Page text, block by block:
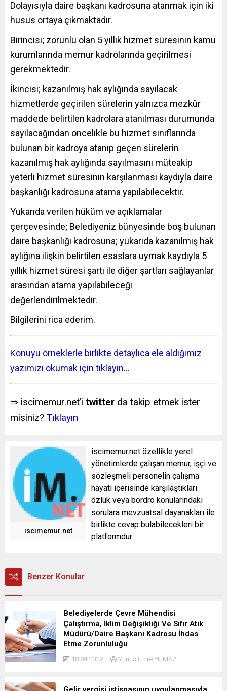
Dolayısıyla daire başkanı kadrosuna atanmak için iki
husus ortaya çıkmaktadır.
Birincisi; zorunlu olan 5 yıllık hizmet süresinin kamu
kurumlarında memur kadrolarında geçirilmesi
gerekmektedir.
İkincisi; kazanılmış hak aylığında sayılacak
hizmetlerde geçirilen sürelerin yalnızca mezkûr
maddede belirtilen kadrolara atanılması durumunda
sayılacağından öncelikle bu hizmet sınıflarında
bulunan bir kadroya atanıp geçen sürelerin
kazanılmış hak aylığında sayılmasını müteakip
yeterli hizmet süresinin karşılanması kaydıyla daire
başkanlığı kadrosuna atama yapılabilecektir.
Yukarıda verilen hüküm ve açıklamalar
çerçevesinde; Belediyeniz bünyesinde boş bulunan
daire başkanlığı kadrosuna; yukarıda kazanılmış hak
aylığına ilişkin belirtilen esaslara uymak kaydıyla 5
yıllık hizmet süresi şartı ile diğer şartları sağlayanlar
arasından atama yapılabileceği
değerlendirilmektedir.
Bilgilerini rica ederim.
Konuyu örneklerle birlikte detaylıca ele aldığımız
yazımızı okumak için tıklayın…
⇒ iscimemur.net’i twitter da takip etmek ister
misiniz? Tıklayın
iscimemur.net
iscimemur.net özellikle yerel
yönetimlerde çalışan memur, işçi ve
sözleşmeli personelin çalışma
hayatı içerisinde karşılaştıkları
özlük veya bordro konularındaki
sorulara mevzuatsal dayanakları ile
birlikte cevap bulabilecekleri bir
platformdur.
Benzer Konular
Belediyelerde Çevre Mühendisi
Çalıştırma, İklim Değişikliği Ve Sıfır Atık
Müdürü/Daire Başkanı Kadrosu İhdas
Etme Zorunluluğu
18.04.2022 Yunus Emre YILMAZ